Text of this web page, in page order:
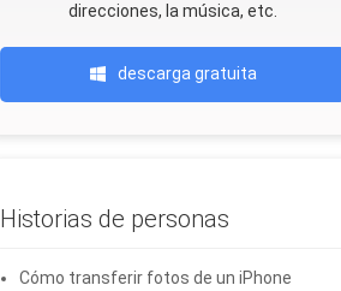
direcciones, la música, etc.
descarga gratuita
Historias de personas
Cómo transferir fotos de un iPhone